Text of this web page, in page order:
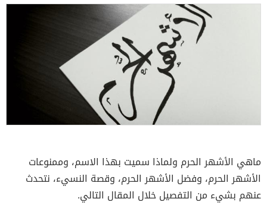
ماهي الأشهر الحرم ولماذا سميت بهذا الاسم، وممنوعات
الأشهر الحرم، وفضل الأشهر الحرم، وقصة النسيء، نتحدث
عنهم بشيء من التفصيل خلال المقال التالي.